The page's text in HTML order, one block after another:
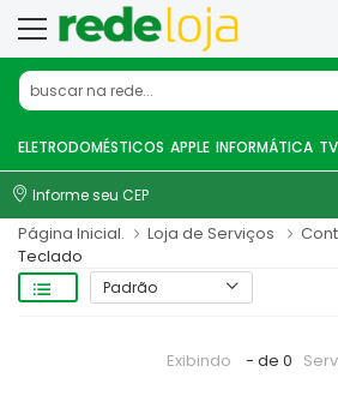
ELETRODOMÉSTICOS APPLE INFORMÁTICA
Informe seu CEP
Página Inicial. Loja de Serviços
Teclado
Exibindo - de 0